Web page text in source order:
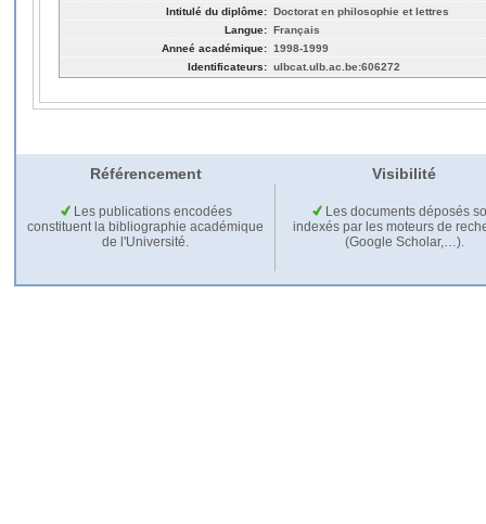
Intitulé du diplôme: Doctorat en philosophie et lettres
Langue: Français
Anneé académique: 1998-1999
Identificateurs: ulbcat.ulb.ac.be:606272
Référencement Visibilité
Les publications encodées
constituent la bibliographie académique
de l'Université.
Les documents déposés
indexés par les moteurs de
(Google Scholar,…).